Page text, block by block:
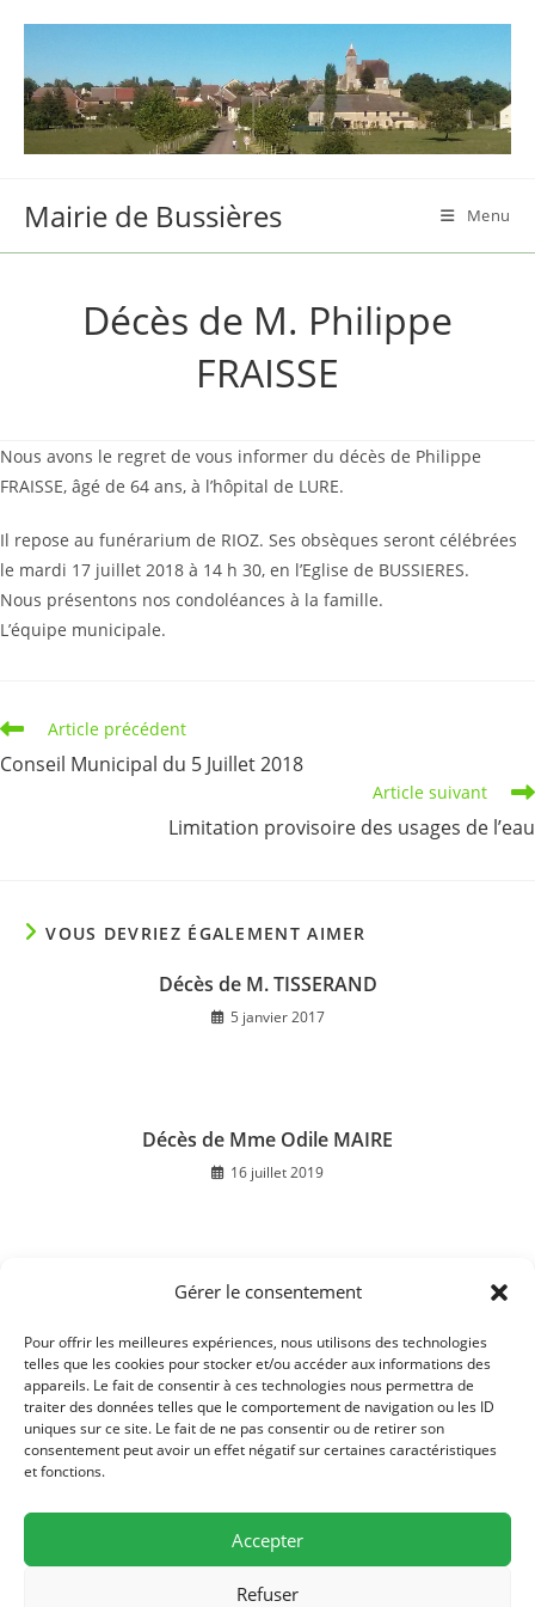
Gérer le consentement
Pour offrir les meilleures expériences, nous utilisons des technologies
telles que les cookies pour stocker et/ou accéder aux informations des
appareils. Le fait de consentir à ces technologies nous permettra de
traiter des données telles que le comportement de navigation ou les ID
uniques sur ce site. Le fait de ne pas consentir ou de retirer son
consentement peut avoir un effet négatif sur certaines caractéristiques
et fonctions.
Accepter
Refuser
content
Mairie de Bussières Menu
Décès de M. Philippe
FRAISSE
Nous avons le regret de vous informer du décès de Philippe
FRAISSE, âgé de 64 ans, à l’hôpital de LURE.
Il repose au funérarium de RIOZ. Ses obsèques seront célébrées
le mardi 17 juillet 2018 à 14 h 30, en l’Eglise de BUSSIERES.
Nous présentons nos condoléances à la famille.
L’équipe municipale.
Read
articles
Article précédent
Conseil Municipal du 5 Juillet 2018
Article suivant
Limitation provisoire des usages de l’eau
VOUS DEVRIEZ ÉGALEMENT AIMER
Décès de M. TISSERAND
5 janvier 2017
Décès de Mme Odile MAIRE
16 juillet 2019
Décès de Mme PARTY Paulette